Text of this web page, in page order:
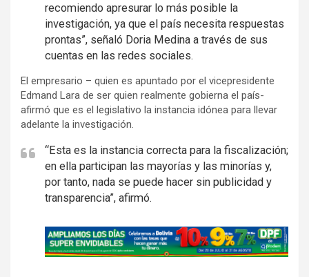
recomiendo apresurar lo más posible la
investigación, ya que el país necesita respuestas
prontas”, señaló Doria Medina a través de sus
cuentas en las redes sociales.
El empresario – quien es apuntado por el vicepresidente
Edmand Lara de ser quien realmente gobierna el país-
afirmó que es el legislativo la instancia idónea para llevar
adelante la investigación.
“Esta es la instancia correcta para la fiscalización;
en ella participan las mayorías y las minorías y,
por tanto, nada se puede hacer sin publicidad y
transparencia”, afirmó.
A
d